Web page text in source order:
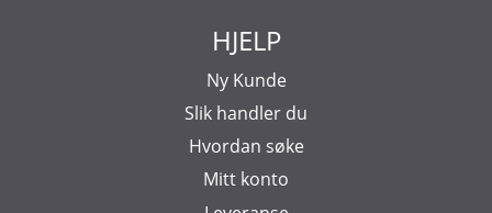
HJELP
Ny Kunde
Slik handler du
Hvordan søke
Mitt konto